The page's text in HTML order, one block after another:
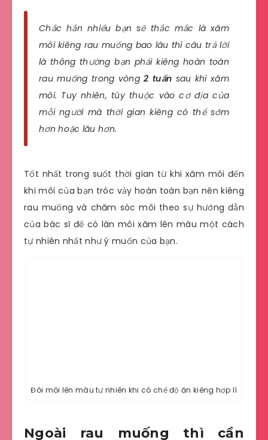
Chắc hẳn nhiều bạn sẽ thắc mắc là xăm
môi kiêng rau muống bao lâu thì câu trả lời
là thông thường bạn phải kiêng hoàn toàn
rau muống trong vòng2 tuần sau khi xăm
môi. Tuy nhiên, tùy thuộc vào cơ địa của
mỗi người mà thời gian kiêng có thể sớm
hơn hoặc lâu hơn.
Tốt nhất trong suốt thời gian từ khi xăm môi đến
khi môi của bạn tróc vảy hoàn toàn bạn nên kiêng
rau muống và chăm sóc môi theo sự hướng dẫn
của bác sĩ để có làn môi xăm lên màu một cách
tự nhiên nhất như ý muốn của bạn.
Đôi môi lên màu tự nhiên khi có chế độ ăn kiêng hợp lí
Ngoài rau muống thì cần